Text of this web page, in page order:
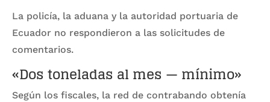
La policía, la aduana y la autoridad portuaria de
Ecuador no respondieron a las solicitudes de
comentarios.
«Dos toneladas al mes — mínimo»
Según los fiscales, la red de contrabando obtenía